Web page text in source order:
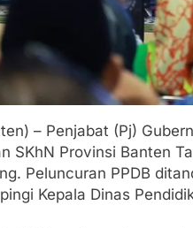
– Penjabat (Pj)
SKhN Provinsi Banten
Peluncuran PPDB
Kepala Dinas